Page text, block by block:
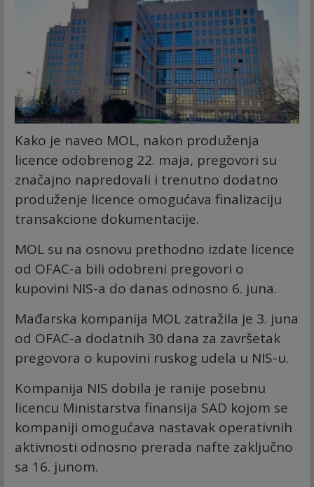
Kako je naveo MOL, nakon produženja
licence odobrenog 22. maja, pregovori su
značajno napredovali i trenutno dodatno
produženje licence omogućava finalizaciju
transakcione dokumentacije.
MOL su na osnovu prethodno izdate licence
od OFAC-a bili odobreni pregovori o
kupovini NIS-a do danas odnosno 6. juna.
Mađarska kompanija MOL zatražila je 3. juna
od OFAC-a dodatnih 30 dana za završetak
pregovora o kupovini ruskog udela u NIS-u.
Kompanija NIS dobila je ranije posebnu
licencu Ministarstva finansija SAD kojom se
kompaniji omogućava nastavak operativnih
aktivnosti odnosno prerada nafte zaključno
sa 16. junom.